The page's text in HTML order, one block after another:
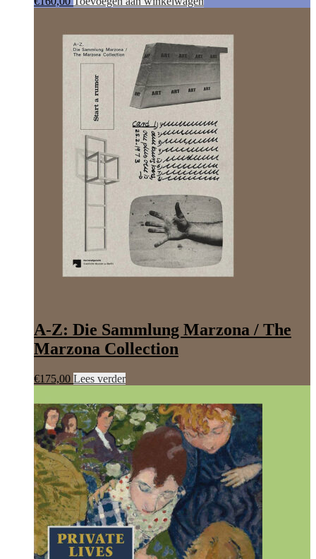
A-Z: Die Sammlung Marzona / The
Marzona Collection
€175,00 Lees verder